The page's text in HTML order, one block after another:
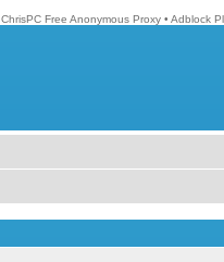
ChrisPC Free Anonymous Proxy • Adblock